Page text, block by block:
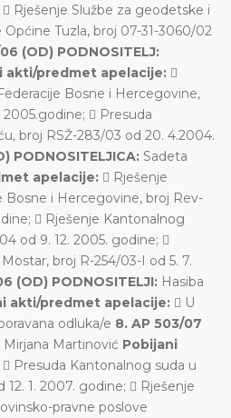
 Rješenje Službe za geodetske i
Tuzla, broj 07-31-3060/02
(OD) PODNOSITELJ:
akti/predmet apelacije: 
Bosne i Hercegovine,
 Presuda
broj RSŽ-283/03 od 20. 4.2004.
PODNOSITELJICA: Sadeta
apelacije:  Rješenje
Bosne i Hercegovine, broj Rev-
 Rješenje Kantonalnog
od 9. 12. 2005. godine; 
broj R-254/03-I od 5. 7.
(OD) PODNOSITELJI: Hasiba
akti/predmet apelacije:  U
odluka/e 8. AP 503/07
Mirjana Martinović Pobijani
 Presuda Kantonalnog suda u
12. 1. 2007. godine;  Rješenje
pravne poslove